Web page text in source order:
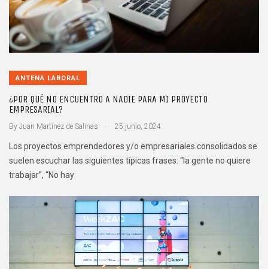
ANTENA LABORAL
¿POR QUÉ NO ENCUENTRO A NADIE PARA MI PROYECTO
EMPRESARIAL?
By Juan Martinez de Salinas . 25 junio, 2024
Los proyectos emprendedores y/o empresariales consolidados se
suelen escuchar las siguientes típicas frases: “la gente no quiere
trabajar”, “No hay